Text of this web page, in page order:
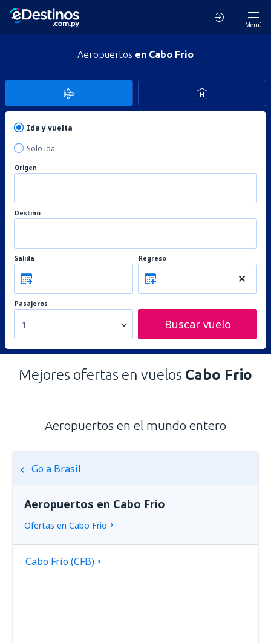
Menú
Aeropuertos en Cabo Frio
Ida y vuelta
Solo ida
Origen
Destino
Salida Regreso
Pasajeros
1 Buscar vuelo
Mejores ofertas en vuelos Cabo Frio
Aeropuertos en el mundo entero
Go a Brasil
Aeropuertos en Cabo Frio
Ofertas en Cabo Frio
Cabo Frio (CFB)